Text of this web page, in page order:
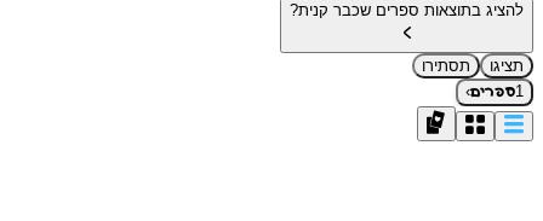
להציג בתוצאות ספרים שכבר קנית?
תציגו
תסתירו
1ספרים›